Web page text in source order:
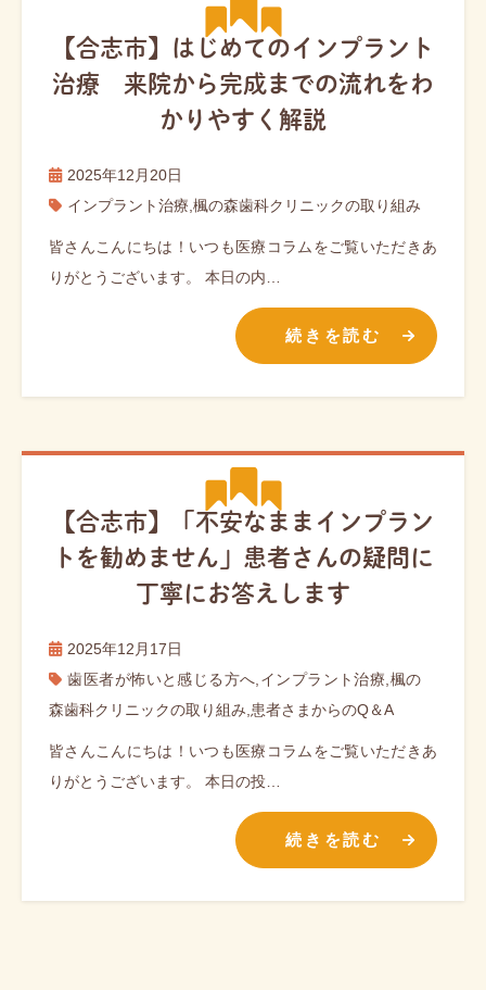
【合志市】はじめてのインプラント
治療 来院から完成までの流れをわ
かりやすく解説
2025年12月20日
インプラント治療 楓の森歯科クリニックの取り組み
皆さんこんにちは！いつも医療コラムをご覧いただきあ
りがとうございます。 本日の内…
続きを読む
【合志市】「不安なままインプラン
トを勧めません」患者さんの疑問に
丁寧にお答えします
2025年12月17日
歯医者が怖いと感じる方へ インプラント治療 楓の
森歯科クリニックの取り組み 患者さまからのQ＆A
皆さんこんにちは！いつも医療コラムをご覧いただきあ
りがとうございます。 本日の投…
続きを読む